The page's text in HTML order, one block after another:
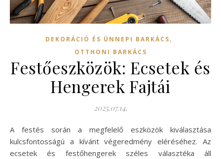
DEKORÁCIÓ ÉS ÜNNEPI BARKÁCS,
OTTHONI BARKÁCS
Festőeszközök: Ecsetek és
Hengerek Fajtái
2025.07.14.
A festés során a megfelelő eszközök kiválasztása
kulcsfontosságú a kívánt végeredmény eléréséhez. Az
ecsetek és festőhengerek széles választéka áll